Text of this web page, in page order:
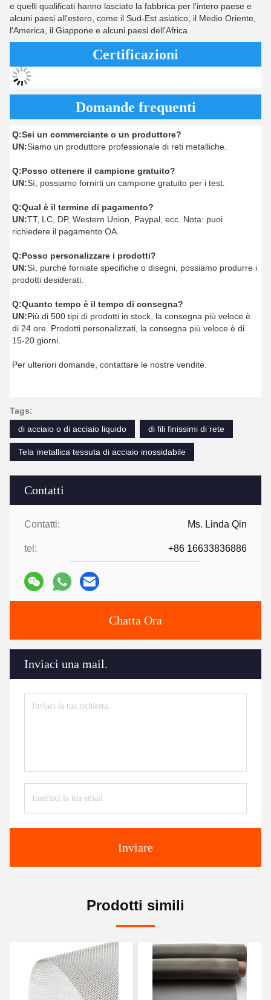
Contatti
Contatti: Ms. Linda Qin
tel: +86 16633836886
Chatta Ora
Inviaci una mail.
Inviare
e quelli qualificati hanno lasciato la fabbrica per l'intero paese e
alcuni paesi all'estero, come il Sud-Est asiatico, il Medio Oriente,
l'America, il Giappone e alcuni paesi dell'Africa.
Certificazioni
Domande frequenti
Q:Sei un commerciante o un produttore?
UN:Siamo un produttore professionale di reti metalliche.
Q:Posso ottenere il campione gratuito?
UN:Sì, possiamo fornirti un campione gratuito per i test.
Q:Qual è il termine di pagamento?
UN:TT, LC, DP, Western Union, Paypal, ecc. Nota: puoi
richiedere il pagamento OA.
Q:Posso personalizzare i prodotti?
UN:Sì, purché forniate specifiche o disegni, possiamo produrre i
prodotti desiderati.
Q:Quanto tempo è il tempo di consegna?
UN:Più di 500 tipi di prodotti in stock, la consegna più veloce è
di 24 ore. Prodotti personalizzati, la consegna più veloce è di
15-20 giorni.
Per ulteriori domande, contattare le nostre vendite.
Tags:
di acciaio o di acciaio liquido
di fili finissimi di rete
Tela metallica tessuta di acciaio inossidabile
Prodotti simili